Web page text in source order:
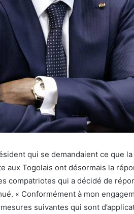
qui se demandaient ce que
aux Togolais ont désormais la
compatriotes qui a décidé de
« Conformément à mon
suivantes qui sont